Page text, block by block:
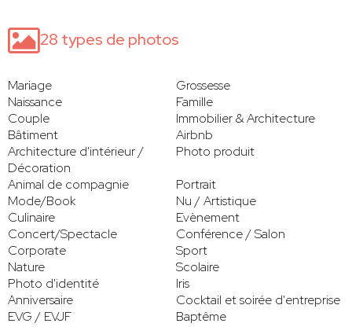
28 types de photos
Mariage
Grossesse
Naissance
Famille
Couple
Immobilier & Architecture
Bâtiment
Airbnb
Architecture d'intérieur /
Décoration
Photo produit
Animal de compagnie
Portrait
Mode/Book
Nu / Artistique
Culinaire
Evènement
Concert/Spectacle
Conférence / Salon
Corporate
Sport
Nature
Scolaire
Photo d'identité
Iris
Anniversaire
Cocktail et soirée d'entreprise
EVG / EVJF
Baptême